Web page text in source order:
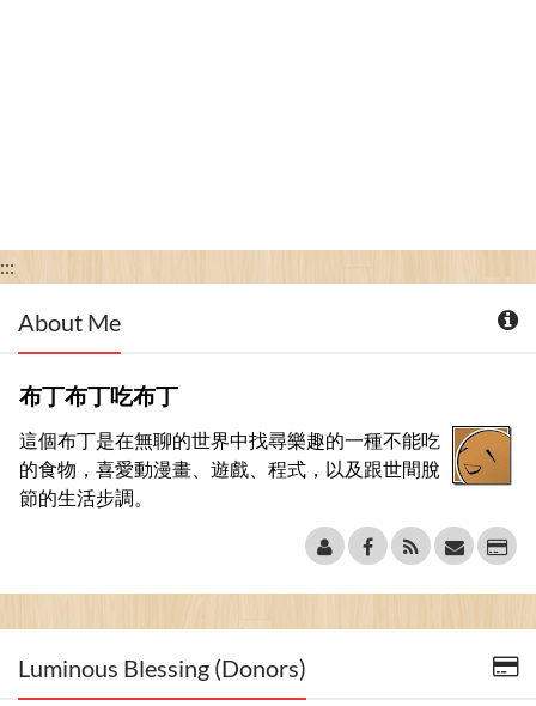
:::
About Me
布丁布丁吃布丁
這個布丁是在無聊的世界中找尋樂趣的一種不能吃
的食物，喜愛動漫畫、遊戲、程式，以及跟世間脫
節的生活步調。
Luminous Blessing (Donors)